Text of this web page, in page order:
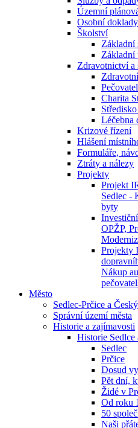
Územní
Osobní doklady
Školství
Základní
Základní
Zdravotnictví a
Charita
Léčebna
Krizové řízení
Hlášení
Formuláře,
Ztráty a nálezy
Projekty
Projekt
Sedlec -
byty
OPŽP,
Projekty
Nákup
Město
Sedlec-Prčice a
Správní území města
Historie a zajímavosti
Historie Sedlce
Sedlec
Prčice
Dosud
Pět dní,
Židé v
Od roku
50
Naši